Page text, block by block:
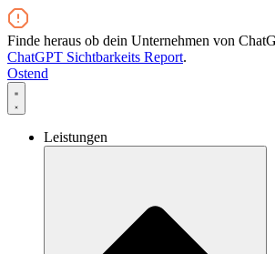
Zum
Inhalt
wechseln
Finde heraus ob dein Unternehmen von
ChatGPT Sichtbarkeits Report.
Ostend
Leistungen